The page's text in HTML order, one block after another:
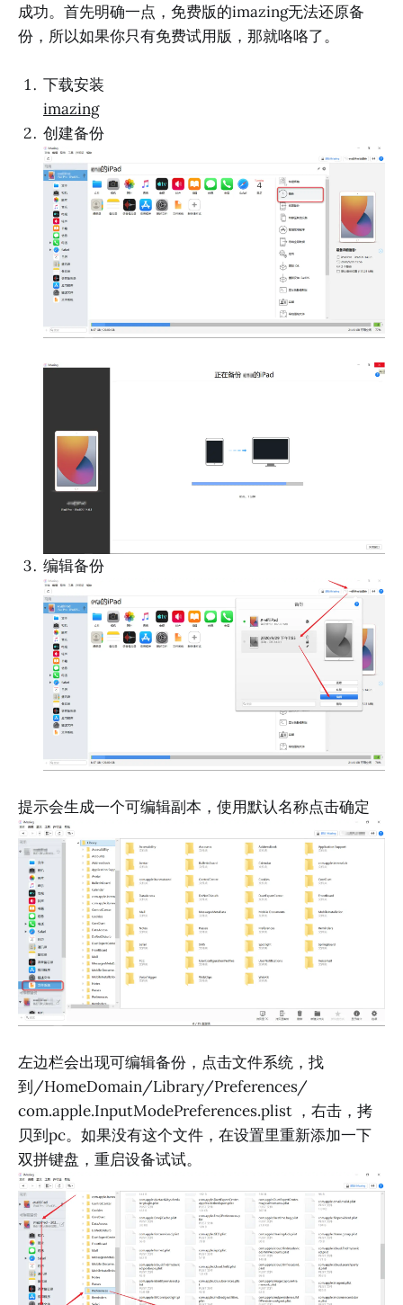
成功。首先明确一点，免费版的imazing无法还原备
份，所以如果你只有免费试用版，那就咯咯了。
下载安装
imazing
创建备份
编辑备份
提示会生成一个可编辑副本，使用默认名称点击确定
左边栏会出现可编辑备份，点击文件系统，找
到/HomeDomain/Library/Preferences/
com.apple.InputModePreferences.plist ，右击，拷
贝到pc。如果没有这个文件，在设置里重新添加一下
双拼键盘，重启设备试试。